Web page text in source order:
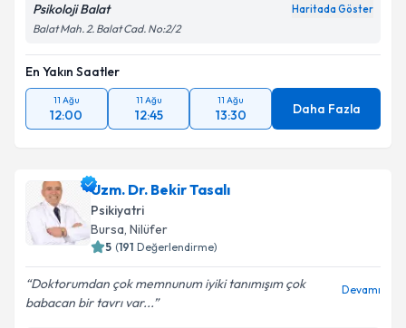
Psikoloji Balat Haritada Göster
Balat Mah. 2. Balat Cad. No:2/2
En Yakın Saatler
11 Ağu
12:00
11 Ağu
12:45
11 Ağu
13:30 Daha Fazla
Uzm. Dr. Bekir Tasalı
Psikiyatri
Bursa, Nilüfer
5 (191 Değerlendirme)
Doktorumdan çok memnunum iyiki tanımışım çok
babacan bir tavrı var...
Devamı